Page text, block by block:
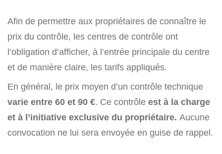
Afin de permettre aux propriétaires de connaître le
prix du contrôle, les centres de contrôle ont
l’obligation d’afficher, à l’entrée principale du centre
et de manière claire, les tarifs appliqués.
En général, le prix moyen d’un contrôle technique
varie entre 60 et 90 €. Ce contrôle est à la charge
et à l’initiative exclusive du propriétaire. Aucune
convocation ne lui sera envoyée en guise de rappel.